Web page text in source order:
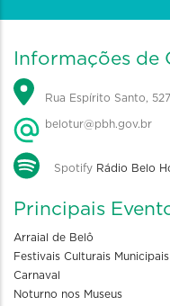
Informações de
Rua Espírito Santo,
belotur@pbh.gov.br
Spotify Rádio Belo
Principais
Arraial de Belô
Festivais Culturais Municipais
Carnaval
Noturno nos Museus